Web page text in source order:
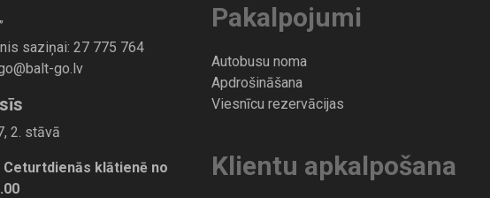
saziņai: 27 775 764
go.lv
2. stāvā
klātienē no
Pakalpojumi
Autobusu noma
Apdrošināšana
Viesnīcu rezervācijas
Klientu apkalpošana